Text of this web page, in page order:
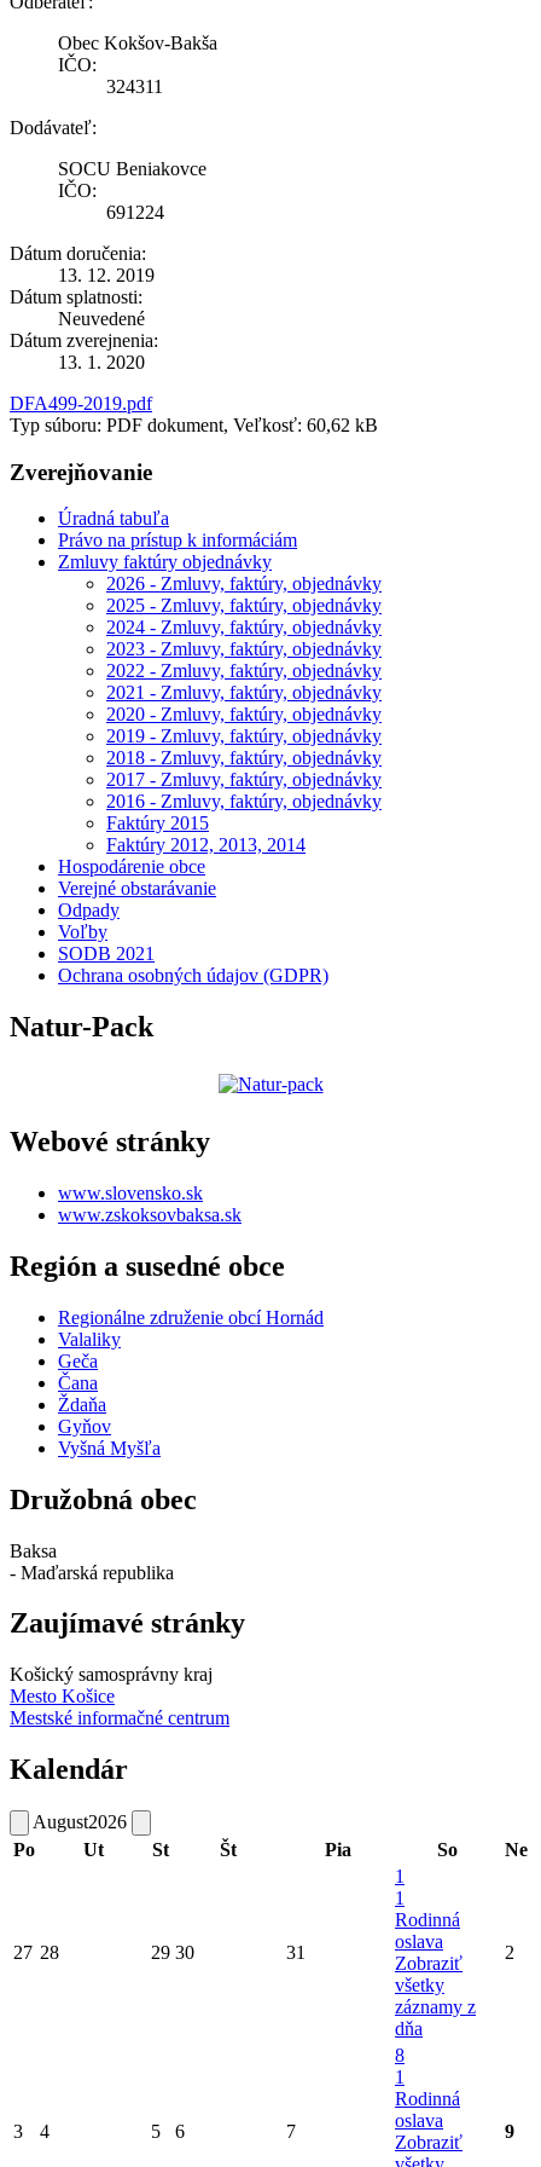
Obec Kokšov-Bakša
IČO:
324311
Dodávateľ:
SOCU Beniakovce
IČO:
691224
Dátum doručenia:
13. 12. 2019
Dátum splatnosti:
Neuvedené
Dátum zverejnenia:
13. 1. 2020
DFA499-2019.pdf
Typ súboru: PDF dokument, Veľkosť: 60,62 kB
Zverejňovanie
Úradná tabuľa
Právo na prístup k informáciám
Zmluvy faktúry objednávky
2026 - Zmluvy, faktúry, objednávky
2025 - Zmluvy, faktúry, objednávky
2024 - Zmluvy, faktúry, objednávky
2023 - Zmluvy, faktúry, objednávky
2022 - Zmluvy, faktúry, objednávky
2021 - Zmluvy, faktúry, objednávky
2020 - Zmluvy, faktúry, objednávky
2019 - Zmluvy, faktúry, objednávky
2018 - Zmluvy, faktúry, objednávky
2017 - Zmluvy, faktúry, objednávky
2016 - Zmluvy, faktúry, objednávky
Faktúry 2015
Faktúry 2012, 2013, 2014
Hospodárenie obce
Verejné obstarávanie
Odpady
Voľby
SODB 2021
Ochrana osobných údajov (GDPR)
Natur-Pack
Webové stránky
www.slovensko.sk
www.zskoksovbaksa.sk
Región a susedné obce
Regionálne združenie obcí Hornád
Valaliky
Geča
Čana
Ždaňa
Gyňov
Vyšná Myšľa
Družobná obec
Baksa
- Maďarská republika
Zaujímavé stránky
Košický samosprávny kraj
Mesto Košice
Mestské informačné centrum
Kalendár
August2026
Po
Ut St Št Pia So Ne
27 28 29 30 31
1
1
Rodinná
oslava
Zobraziť
všetky
záznamy z
dňa
2
3 4 5 6 7
8
1
Rodinná
oslava
Zobraziť
9